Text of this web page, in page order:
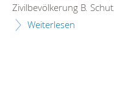
Zivilbevölkerung B.
Weiterlesen